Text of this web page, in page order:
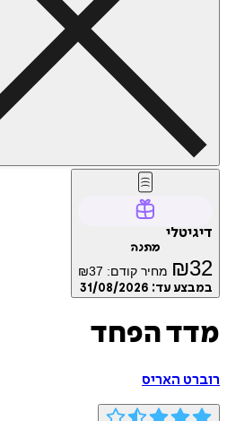
דיגיטלי
מתנה
₪32 מחיר קודם: ₪37
במבצע עד: 31/08/2026
מדד הפחד
רוברט האריס